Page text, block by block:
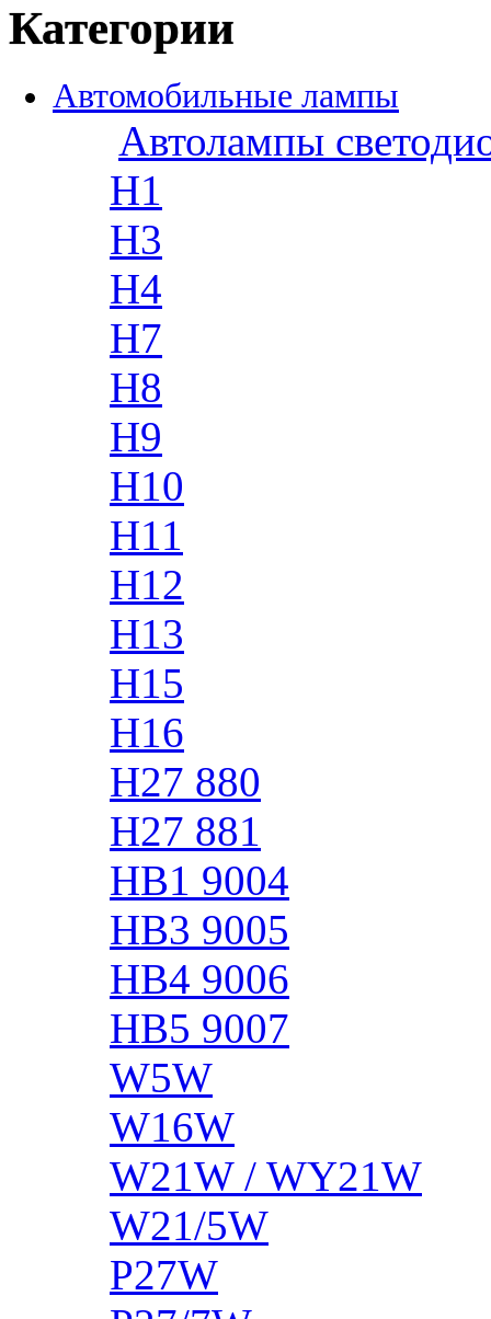
Категории
Автомобильные лампы
Автолампы
H1
H3
H4
H7
H8
H9
H10
H11
H12
H13
H15
H16
H27 880
H27 881
HB1 9004
HB3 9005
HB4 9006
HB5 9007
W5W
W16W
W21W / WY21W
W21/5W
P27W